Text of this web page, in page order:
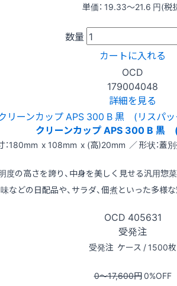
単価： 19.33〜21.6 円(税
数量
カートに入れる
OCD
179004048
詳細を見る
クリーンカップ APS 300 B 黒
：180mm x 108mm x (高)20mm ／ 形状：蓋
度の高さを誇り、中身を美しく見せる汎用惣菜
味などの日配品や、サラダ、佃煮といった多様
OCD 405631
受発注
受発注 ケース / 1500枚
0〜17,600円0%OFF